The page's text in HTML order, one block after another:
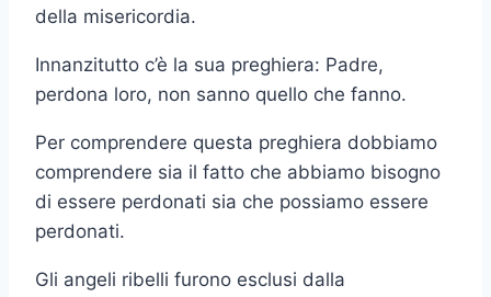
della misericordia.
Innanzitutto c’è la sua preghiera: Padre,
perdona loro, non sanno quello che fanno.
Per comprendere questa preghiera dobbiamo
comprendere sia il fatto che abbiamo bisogno
di essere perdonati sia che possiamo essere
perdonati.
Gli angeli ribelli furono esclusi dalla